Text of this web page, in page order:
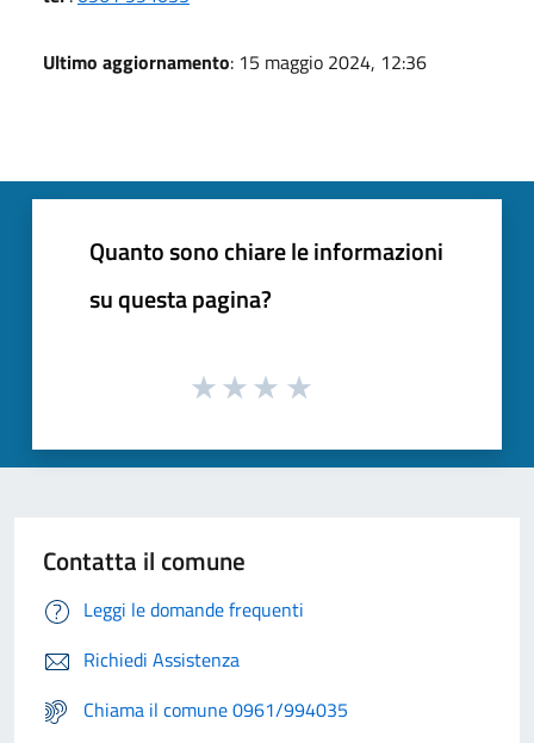
Ultimo aggiornamento: 15 maggio 2024, 12:36
Quanto sono chiare le informazioni
su questa pagina?
Contatta il comune
Leggi le domande frequenti
Richiedi Assistenza
Chiama il comune 0961/994035